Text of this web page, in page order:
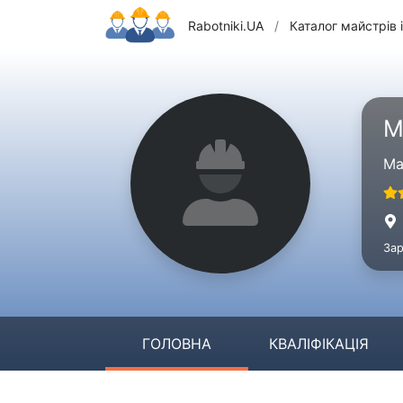
Rabotniki.UA / Каталог майстрів
ГОЛОВНА КВАЛІФІКАЦІЯ